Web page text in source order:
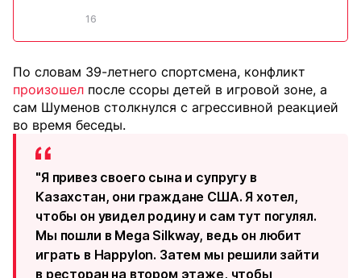
16
По словам 39-летнего спортсмена, конфликт
произошел после ссоры детей в игровой зоне, а
сам Шуменов столкнулся с агрессивной реакцией
во время беседы.
"Я привез своего сына и супругу в
Казахстан, они граждане США. Я хотел,
чтобы он увидел родину и сам тут погулял.
Мы пошли в Mega Silkway, ведь он любит
играть в Happylon. Затем мы решили зайти
в ресторан на втором этаже, чтобы